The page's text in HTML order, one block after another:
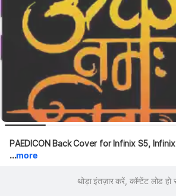
PAEDICON Back Cover for Infinix S5,
...more
थोड़ा इंतज़ार करें, कॉन्टेंट लोड हो